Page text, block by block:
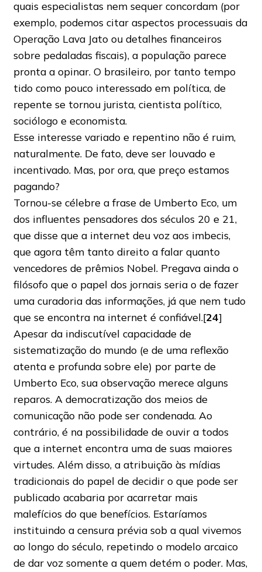
quais especialistas nem sequer concordam (por
exemplo, podemos citar aspectos processuais da
Operação Lava Jato ou detalhes financeiros
sobre pedaladas fiscais), a população parece
pronta a opinar. O brasileiro, por tanto tempo
tido como pouco interessado em política, de
repente se tornou jurista, cientista político,
sociólogo e economista.
Esse interesse variado e repentino não é ruim,
naturalmente. De fato, deve ser louvado e
incentivado. Mas, por ora, que preço estamos
pagando?
Tornou-se célebre a frase de Umberto Eco, um
dos influentes pensadores dos séculos 20 e 21,
que disse que a internet deu voz aos imbecis,
que agora têm tanto direito a falar quanto
vencedores de prêmios Nobel. Pregava ainda o
filósofo que o papel dos jornais seria o de fazer
uma curadoria das informações, já que nem tudo
que se encontra na internet é confiável.[24]
Apesar da indiscutível capacidade de
sistematização do mundo (e de uma reflexão
atenta e profunda sobre ele) por parte de
Umberto Eco, sua observação merece alguns
reparos. A democratização dos meios de
comunicação não pode ser condenada. Ao
contrário, é na possibilidade de ouvir a todos
que a internet encontra uma de suas maiores
virtudes. Além disso, a atribuição às mídias
tradicionais do papel de decidir o que pode ser
publicado acabaria por acarretar mais
malefícios do que benefícios. Estaríamos
instituindo a censura prévia sob a qual vivemos
ao longo do século, repetindo o modelo arcaico
de dar voz somente a quem detém o poder. Mas,